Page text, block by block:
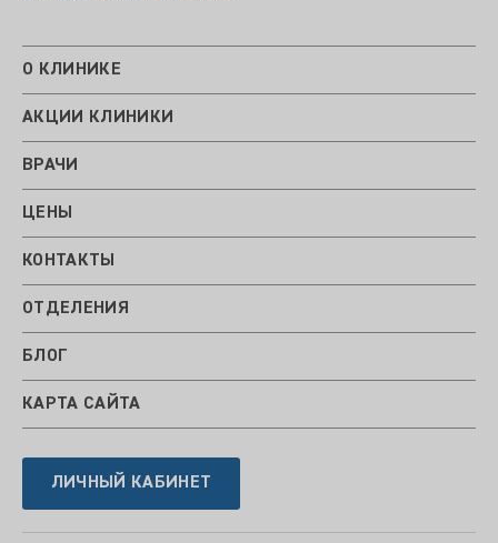
О КЛИНИКЕ
АКЦИИ КЛИНИКИ
ВРАЧИ
ЦЕНЫ
КОНТАКТЫ
ОТДЕЛЕНИЯ
БЛОГ
КАРТА САЙТА
ЛИЧНЫЙ КАБИНЕТ